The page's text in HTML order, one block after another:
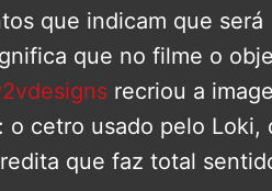
que indicam que será
que no filme o
recriou a
cetro usado pelo Loki,
que faz total